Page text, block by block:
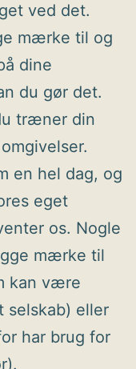
ved det.
mærke til og
dine
du gør det.
træner din
en hel dag, og
eget
os. Nogle
mærke til
kan være
selskab) eller
har brug for